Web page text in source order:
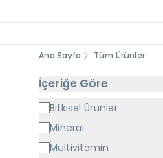
Ana Sayfa Tüm Ürünler
İçeriğe Göre
Bitkisel Ürünler
Mineral
Multivitamin